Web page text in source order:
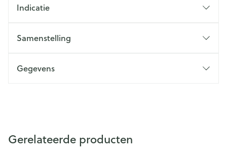
Indicatie
Samenstelling
Gegevens
Gerelateerde producten